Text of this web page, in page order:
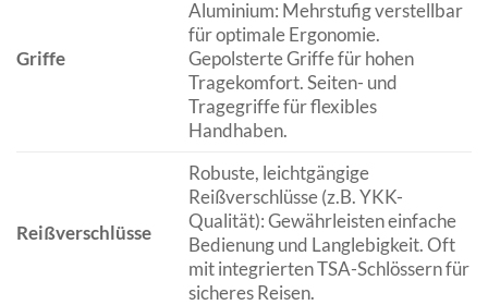
Griffe
Aluminium: Mehrstufig verstellbar
für optimale Ergonomie.
Gepolsterte Griffe für hohen
Tragekomfort. Seiten- und
Tragegriffe für flexibles
Handhaben.
Reißverschlüsse
Robuste, leichtgängige
Reißverschlüsse (z.B. YKK-
Qualität): Gewährleisten einfache
Bedienung und Langlebigkeit. Oft
mit integrierten TSA-Schlössern für
sicheres Reisen.